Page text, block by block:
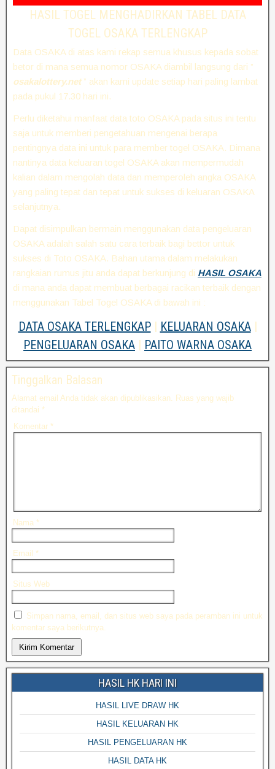
HASIL TOGEL MENGHADIRKAN TABEL DATA
TOGEL OSAKA TERLENGKAP
Data OSAKA di atas kami rekap semua khusus kepada sobat
betor di mana semua nomor OSAKA diambil langsung dari ”
osakalottery.net” akan kami update setiap hari paling lambat
pada pukul 17.30 hari ini.
Perlu diketahui manfaat data toto OSAKA pada situs ini tentu
saja untuk memberi pengetahuan mengenai berapa
pentingnya data ini untuk para member togel OSAKA. Dimana
nantinya data keluaran togel OSAKA akan mempermudah
kalian dalam mengolah data dan memperoleh angka OSAKA
yang paling tepat dan tepat untuk sukses di keluaran OSAKA
selanjutnya.
Dapat disimpulkan bermain menggunakan data pengeluaran
OSAKA adalah salah satu cara terbaik bagi bettor untuk
sukses di Toto OSAKA. Bahan utama dalam melakukan
rangkaian rumus jitu anda dapat berkunjung di HASIL OSAKA
di mana anda dapat membuat berbagai racikan terbaik dengan
menggunakan Tabel Togel OSAKA di bawah ini :
DATA OSAKA TERLENGKAP| KELUARAN OSAKA|
PENGELUARAN OSAKA | PAITO WARNA OSAKA
Tinggalkan Balasan
Alamat email Anda tidak akan dipublikasikan. Ruas yang wajib
ditandai *
Komentar *
Nama *
Email *
Situs Web
Simpan nama, email, dan situs web saya pada peramban ini untuk
komentar saya berikutnya.
HASIL HK HARI INI
HASIL LIVE DRAW HK
HASIL KELUARAN HK
HASIL PENGELUARAN HK
HASIL DATA HK